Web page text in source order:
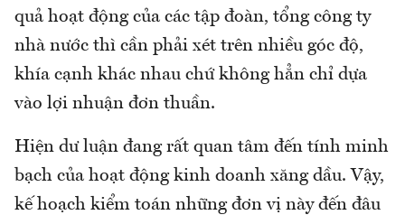
quả hoạt động của các tập đoàn, tổng công ty
nhà nước thì cần phải xét trên nhiều góc độ,
khía cạnh khác nhau chứ không hẳn chỉ dựa
vào lợi nhuận đơn thuần.
Hiện dư luận đang rất quan tâm đến tính minh
bạch của hoạt động kinh doanh xăng dầu. Vậy,
kế hoạch kiểm toán những đơn vị này đến đâu